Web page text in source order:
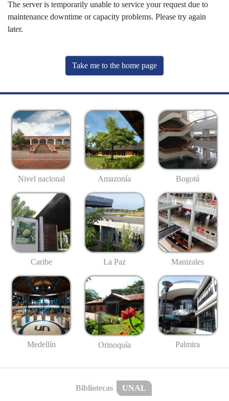
The server is temporarily unable to service your request due to
maintenance downtime or capacity problems. Please try again
later.
Take me to the home page
Nivel nacional Amazonía Bogotá
Caribe La Paz Manizales
Medellín Orinoquía Palmira
Bibliotecas UNAL